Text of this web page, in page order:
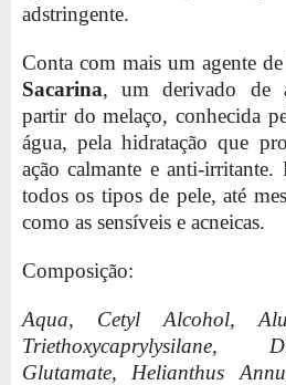
adstringente.
Conta com mais um agente
Sacarina, um derivado de
partir do melaço, conhecida
água, pela hidratação que
ação calmante e anti-
todos os tipos de pele, até
como as sensíveis e acneicas.
Composição:
Aqua, Cetyl Alcohol,
Triethoxycaprylysilane,
Glutamate, Helianthus